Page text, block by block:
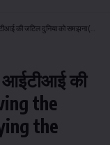
(Paving the Way for Skills: Demystifying the World of ITI)
आईटीआई की
the
the